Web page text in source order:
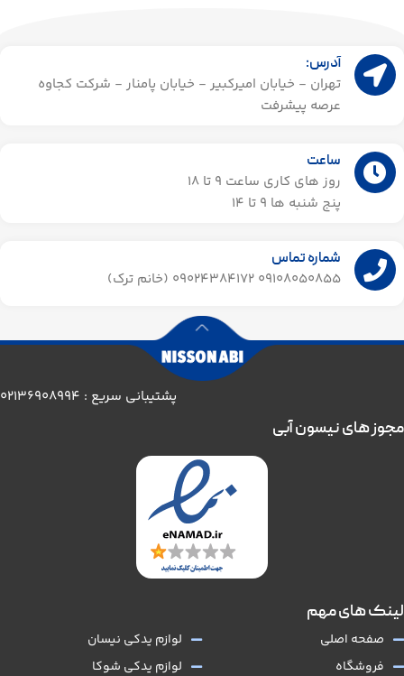
آدرس:
تهران - خیابان امیرکبیر - خیابان پامنار - شرکت کجاوه
عرصه پیشرفت
ساعت
روز های کاری ساعت ۹ تا 18
پنج شنبه ها 9 تا 14​
شماره تماس
09108050855 09024384172 (خانم ترک)
پشتیبانی سریع : 02136908994
لینک های مهم
صفحه اصلی
فروشگاه
لوازم یدکی نیسان
لوازم یدکی شوکا
مجوز های نیسون آبی